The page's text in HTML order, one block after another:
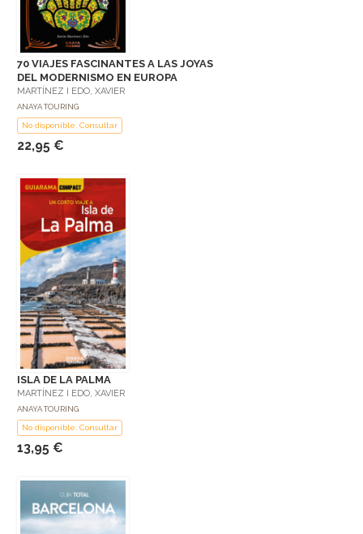
70 VIAJES FASCINANTES A LAS JOYAS
DEL MODERNISMO EN EUROPA
MARTÍNEZ I EDO, XAVIER
ANAYA TOURING
No disponible: Consultar
22,95 €
ISLA DE LA PALMA
MARTÍNEZ I EDO, XAVIER
ANAYA TOURING
No disponible: Consultar
13,95 €